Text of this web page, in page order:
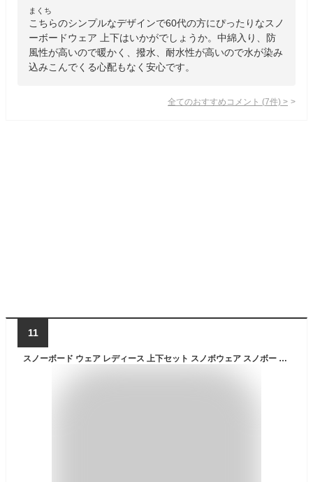
まくち
こちらのシンプルなデザインで60代の方にぴったりなスノ
ーボードウェア 上下はいかがでしょうか。中綿入り、防
風性が高いので暖かく、撥水、耐水性が高いので水が染み
込みこんでくる心配もなく安心です。
全てのおすすめコメント (7件) >
11
スノーボード ウェア レディース 上下セット スノボウェア スノボー スキー ジャケット パンツ MTU エムティーユー 全20色3サイズ ユニセックス ジュニア 小さい 大きいサイズ M/L/XL ブラック ベージュ ブルー カーキグリーン